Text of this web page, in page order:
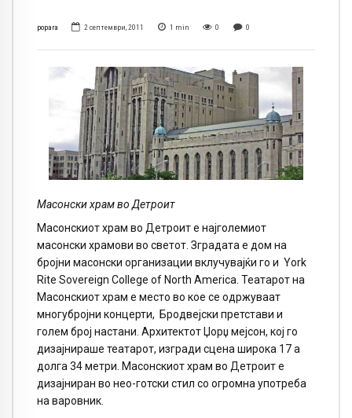
popara 2 септември, 2011 1 min 0 0
Масонски храм во Детроит
Масонскиот храм во Детроит е најголемиот
масонски храмови во светот. Зградата е дом на
бројни масонски организации вклучувајќи го и York
Rite Sovereign College of North America. Театарот на
Масонскиот храм е место во кое се одржуваат
многубројни концерти, Бродвејски претстави и
голем број настани. Архитектот Џорџ мејсон, кој го
дизајнираше театарот, изгради сцена широка 17 а
долга 34 метри. Масонскиот храм во Детроит е
дизајниран во нео-готски стил со огромна употреба
на варовник.